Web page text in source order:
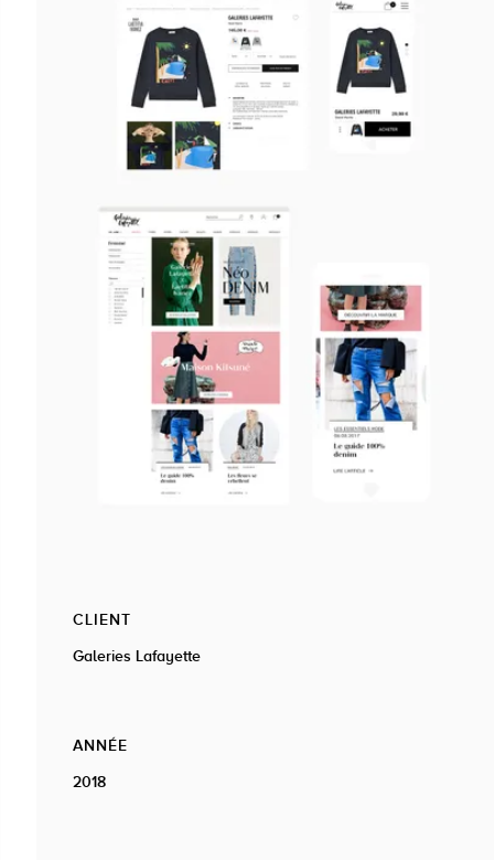
CLIENT
Galeries Lafayette
ANNÉE
2018